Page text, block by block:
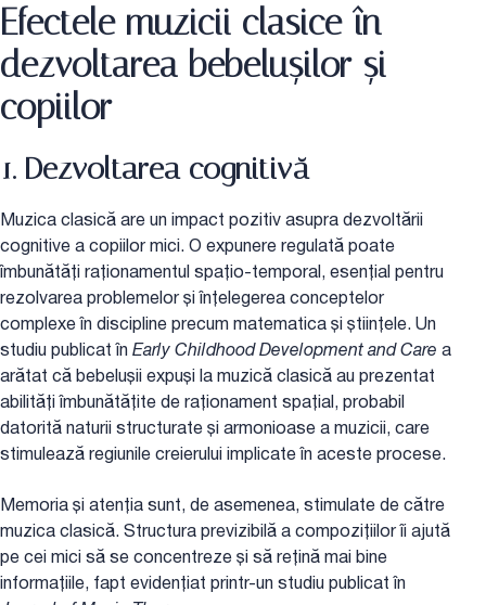
Efectele muzicii clasice în
dezvoltarea bebelușilor și
copiilor
1. Dezvoltarea cognitivă
Muzica clasică are un impact pozitiv asupra dezvoltării
cognitive a copiilor mici. O expunere regulată poate
îmbunătăți raționamentul spațio-temporal, esențial pentru
rezolvarea problemelor și înțelegerea conceptelor
complexe în discipline precum matematica și științele. Un
studiu publicat în Early Childhood Development and Care a
arătat că bebelușii expuși la muzică clasică au prezentat
abilități îmbunătățite de raționament spațial, probabil
datorită naturii structurate și armonioase a muzicii, care
stimulează regiunile creierului implicate în aceste procese.
Memoria și atenția sunt, de asemenea, stimulate de către
muzica clasică. Structura previzibilă a compozițiilor îi ajută
pe cei mici să se concentreze și să rețină mai bine
informațiile, fapt evidențiat printr-un studiu publicat în